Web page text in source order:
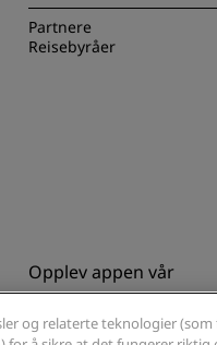
Partnere
Reisebyråer
Opplev appen vår
og relaterte teknologier